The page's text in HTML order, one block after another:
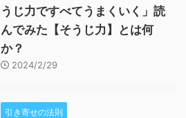
うじ力ですべてうまくいく」読
んでみた【そうじ力】とは何
か？
2024/2/29
引き寄せの法則